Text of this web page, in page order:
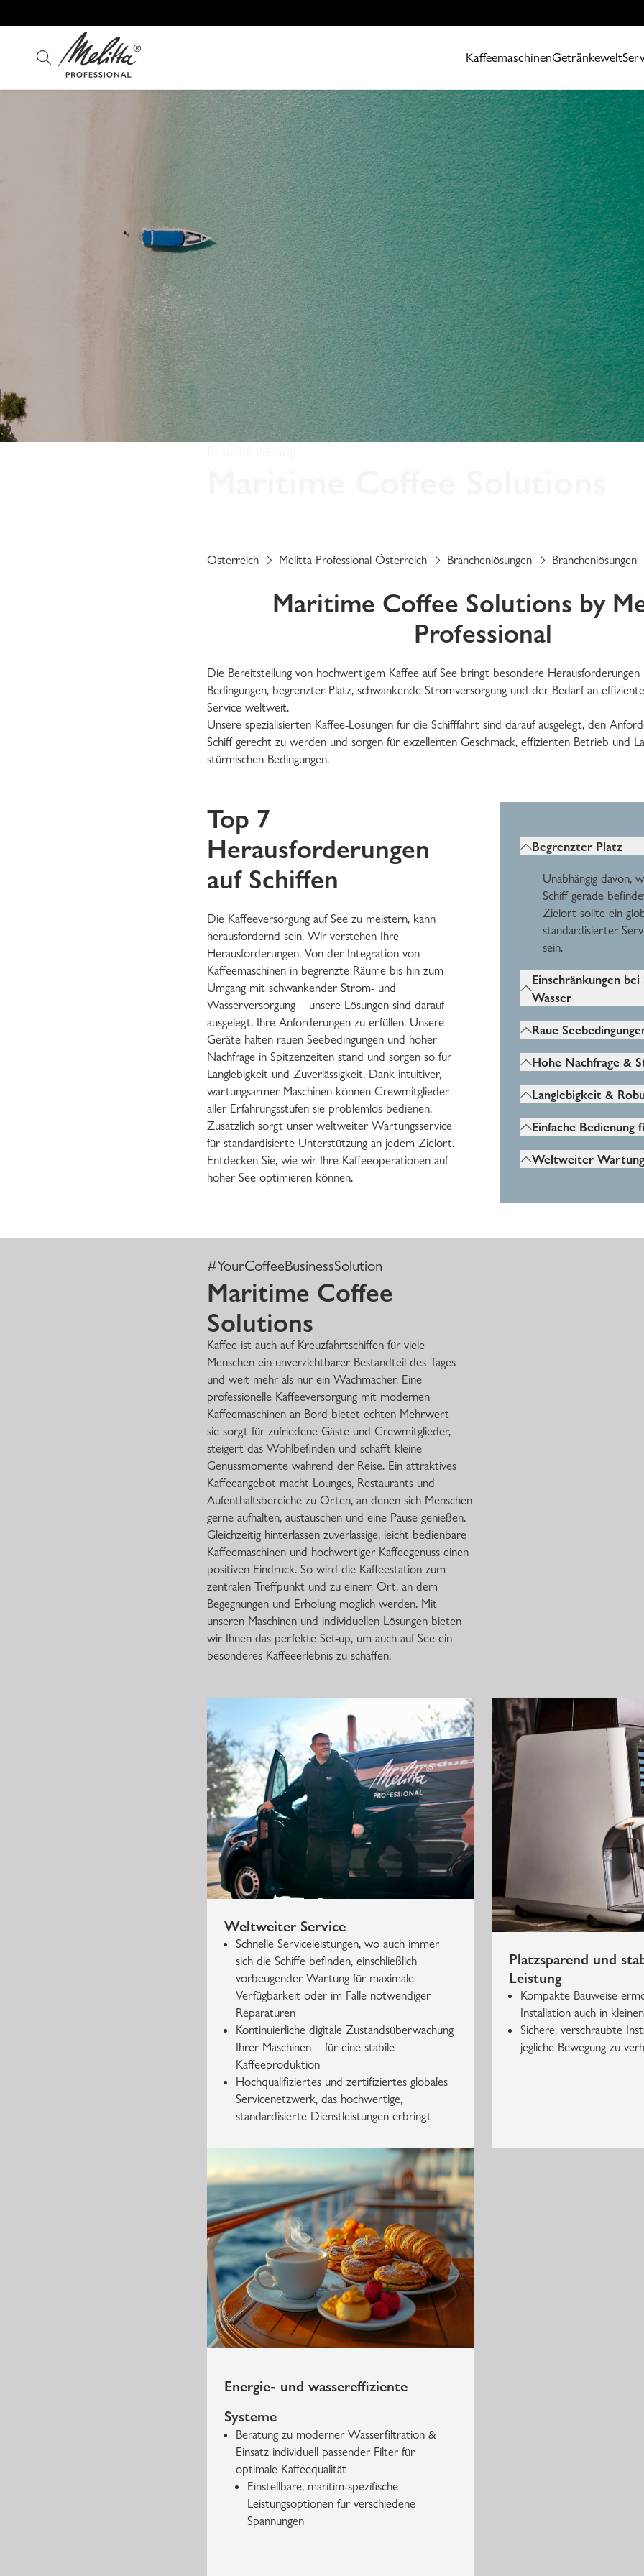
KaffeemaschinenGetränkewelt
Österreich Melitta Professional Österreich Branchenlösungen Branchenlösungen
Maritime Coffee Solutions by
Professional
Die Bereitstellung von hochwertigem Kaffee auf See bringt besondere
Bedingungen, begrenzter Platz, schwankende Stromversorgung und der Bedarf an
Service weltweit.
Unsere spezialisierten Kaffee-Lösungen für die Schifffahrt sind darauf ausgelegt, den
Schiff gerecht zu werden und sorgen für exzellenten Geschmack, effizienten Betrieb und
stürmischen Bedingungen.
Top 7
Herausforderungen
auf Schiffen
Die Kaffeeversorgung auf See zu meistern, kann
herausfordernd sein. Wir verstehen Ihre
Herausforderungen. Von der Integration von
Kaffeemaschinen in begrenzte Räume bis hin zum
Umgang mit schwankender Strom- und
Wasserversorgung – unsere Lösungen sind darauf
ausgelegt, Ihre Anforderungen zu erfüllen. Unsere
Geräte halten rauen Seebedingungen und hoher
Nachfrage in Spitzenzeiten stand und sorgen so für
Langlebigkeit und Zuverlässigkeit. Dank intuitiver,
wartungsarmer Maschinen können Crewmitglieder
aller Erfahrungsstufen sie problemlos bedienen.
Zusätzlich sorgt unser weltweiter Wartungsservice
für standardisierte Unterstützung an jedem Zielort.
Entdecken Sie, wie wir Ihre Kaffeeoperationen auf
hoher See optimieren können.
Begrenzter Platz
Unabhängig davon,
Schiff gerade
Zielort sollte ein
standardisierter
sein.
Einschränkungen
Wasser
Schiffe haben eine
Stromversorgung
Frischwasser, was
Maschinen
Raue
Die Geräte müssen
Neigungen und
Bewegungen
Hohe Nachfrage &
Kreuzfahrtschiffe
erleben
große Vielfalt beim
was eine schnelle
erfordert.
Langlebigkeit &
Die Maschinen
Beanspruchung,
dauerhaftem
Einfache Bedienung
Das Personal hat
Erfahrungsstufen,
Maschinen benötigt.
Weltweiter
befindet – ein
jedem Zielort
#YourCoffeeBusinessSolution
Maritime Coffee
Solutions
Kaffee ist auch auf Kreuzfahrtschiffen für viele
Menschen ein unverzichtbarer Bestandteil des Tages
und weit mehr als nur ein Wachmacher. Eine
professionelle Kaffeeversorgung mit modernen
Kaffeemaschinen an Bord bietet echten Mehrwert –
sie sorgt für zufriedene Gäste und Crewmitglieder,
steigert das Wohlbefinden und schafft kleine
Genussmomente während der Reise. Ein attraktives
Kaffeeangebot macht Lounges, Restaurants und
Aufenthaltsbereiche zu Orten, an denen sich Menschen
gerne aufhalten, austauschen und eine Pause genießen.
Gleichzeitig hinterlassen zuverlässige, leicht bedienbare
Kaffeemaschinen und hochwertiger Kaffeegenuss einen
positiven Eindruck. So wird die Kaffeestation zum
zentralen Treffpunkt und zu einem Ort, an dem
Begegnungen und Erholung möglich werden. Mit
unseren Maschinen und individuellen Lösungen bieten
wir Ihnen das perfekte Set-up, um auch auf See ein
besonderes Kaffeeerlebnis zu schaffen.
Weltweiter Service
Schnelle Serviceleistungen, wo auch immer
sich die Schiffe befinden, einschließlich
vorbeugender Wartung für maximale
Verfügbarkeit oder im Falle notwendiger
Reparaturen
Kontinuierliche digitale Zustandsüberwachung
Ihrer Maschinen – für eine stabile
Kaffeeproduktion
Hochqualifiziertes und zertifiziertes globales
Servicenetzwerk, das hochwertige,
standardisierte Dienstleistungen erbringt
Platzsparend und
Leistung
Kompakte Bauweise
Installation auch in
Sichere, verschraubte
jegliche Bewegung zu
Energie- und wassereffiziente
Systeme
Beratung zu moderner Wasserfiltration &
Einsatz individuell passender Filter für
optimale Kaffeequalität
Einstellbare, maritim-spezifische
Leistungsoptionen für verschiedene
Spannungen